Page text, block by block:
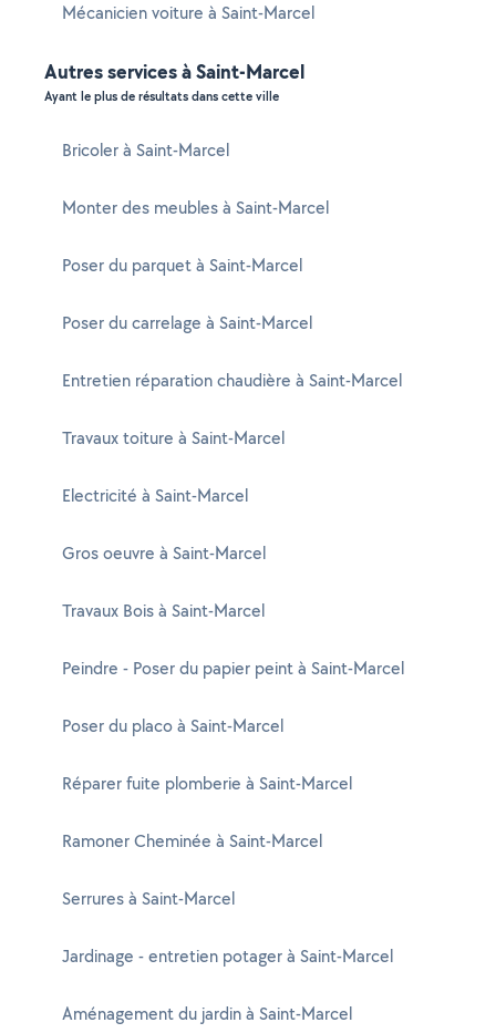
Mécanicien voiture à Saint-Marcel
Autres services à Saint-Marcel
Ayant le plus de résultats dans cette ville
Bricoler à Saint-Marcel
Monter des meubles à Saint-Marcel
Poser du parquet à Saint-Marcel
Poser du carrelage à Saint-Marcel
Entretien réparation chaudière à Saint-Marcel
Travaux toiture à Saint-Marcel
Electricité à Saint-Marcel
Gros oeuvre à Saint-Marcel
Travaux Bois à Saint-Marcel
Peindre - Poser du papier peint à Saint-Marcel
Poser du placo à Saint-Marcel
Réparer fuite plomberie à Saint-Marcel
Ramoner Cheminée à Saint-Marcel
Serrures à Saint-Marcel
Jardinage - entretien potager à Saint-Marcel
Aménagement du jardin à Saint-Marcel